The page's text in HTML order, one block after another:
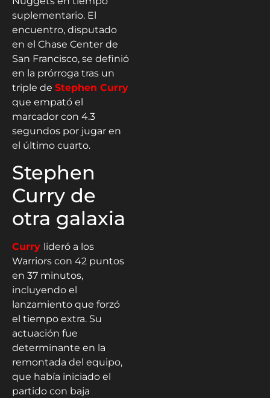
suplementario. El
encuentro, disputado
en el Chase Center de
San Francisco, se definió
en la prórroga tras un
triple de Stephen Curry
que empató el
marcador con 4.3
segundos por jugar en
el último cuarto.
Stephen
Curry de
otra galaxia
Curry lideró a los
Warriors con 42 puntos
en 37 minutos,
incluyendo el
lanzamiento que forzó
el tiempo extra. Su
actuación fue
determinante en la
remontada del equipo,
que había iniciado el
partido con baja